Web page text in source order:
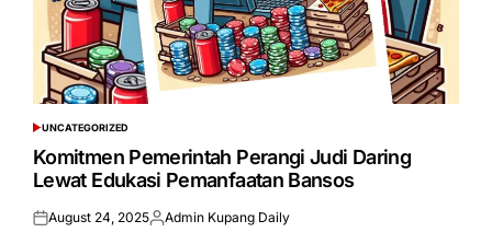
POSTED
IN
UNCATEGORIZED
Komitmen Pemerintah Perangi Judi Daring
Lewat Edukasi Pemanfaatan Bansos
Posted
August 24, 2025Posted
Admin Kupang Daily